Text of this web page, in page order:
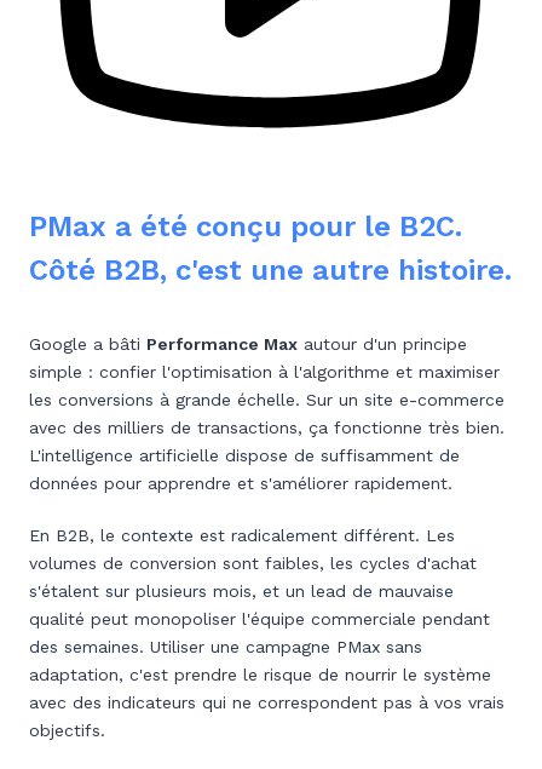
PMax a été conçu pour le B2C.
Côté B2B, c'est une autre histoire.
Google a bâti Performance Max autour d'un principe
simple : confier l'optimisation à l'algorithme et maximiser
les conversions à grande échelle. Sur un site e-commerce
avec des milliers de transactions, ça fonctionne très bien.
L'intelligence artificielle dispose de suffisamment de
données pour apprendre et s'améliorer rapidement.
En B2B, le contexte est radicalement différent. Les
volumes de conversion sont faibles, les cycles d'achat
s'étalent sur plusieurs mois, et un lead de mauvaise
qualité peut monopoliser l'équipe commerciale pendant
des semaines. Utiliser une campagne PMax sans
adaptation, c'est prendre le risque de nourrir le système
avec des indicateurs qui ne correspondent pas à vos vrais
objectifs.